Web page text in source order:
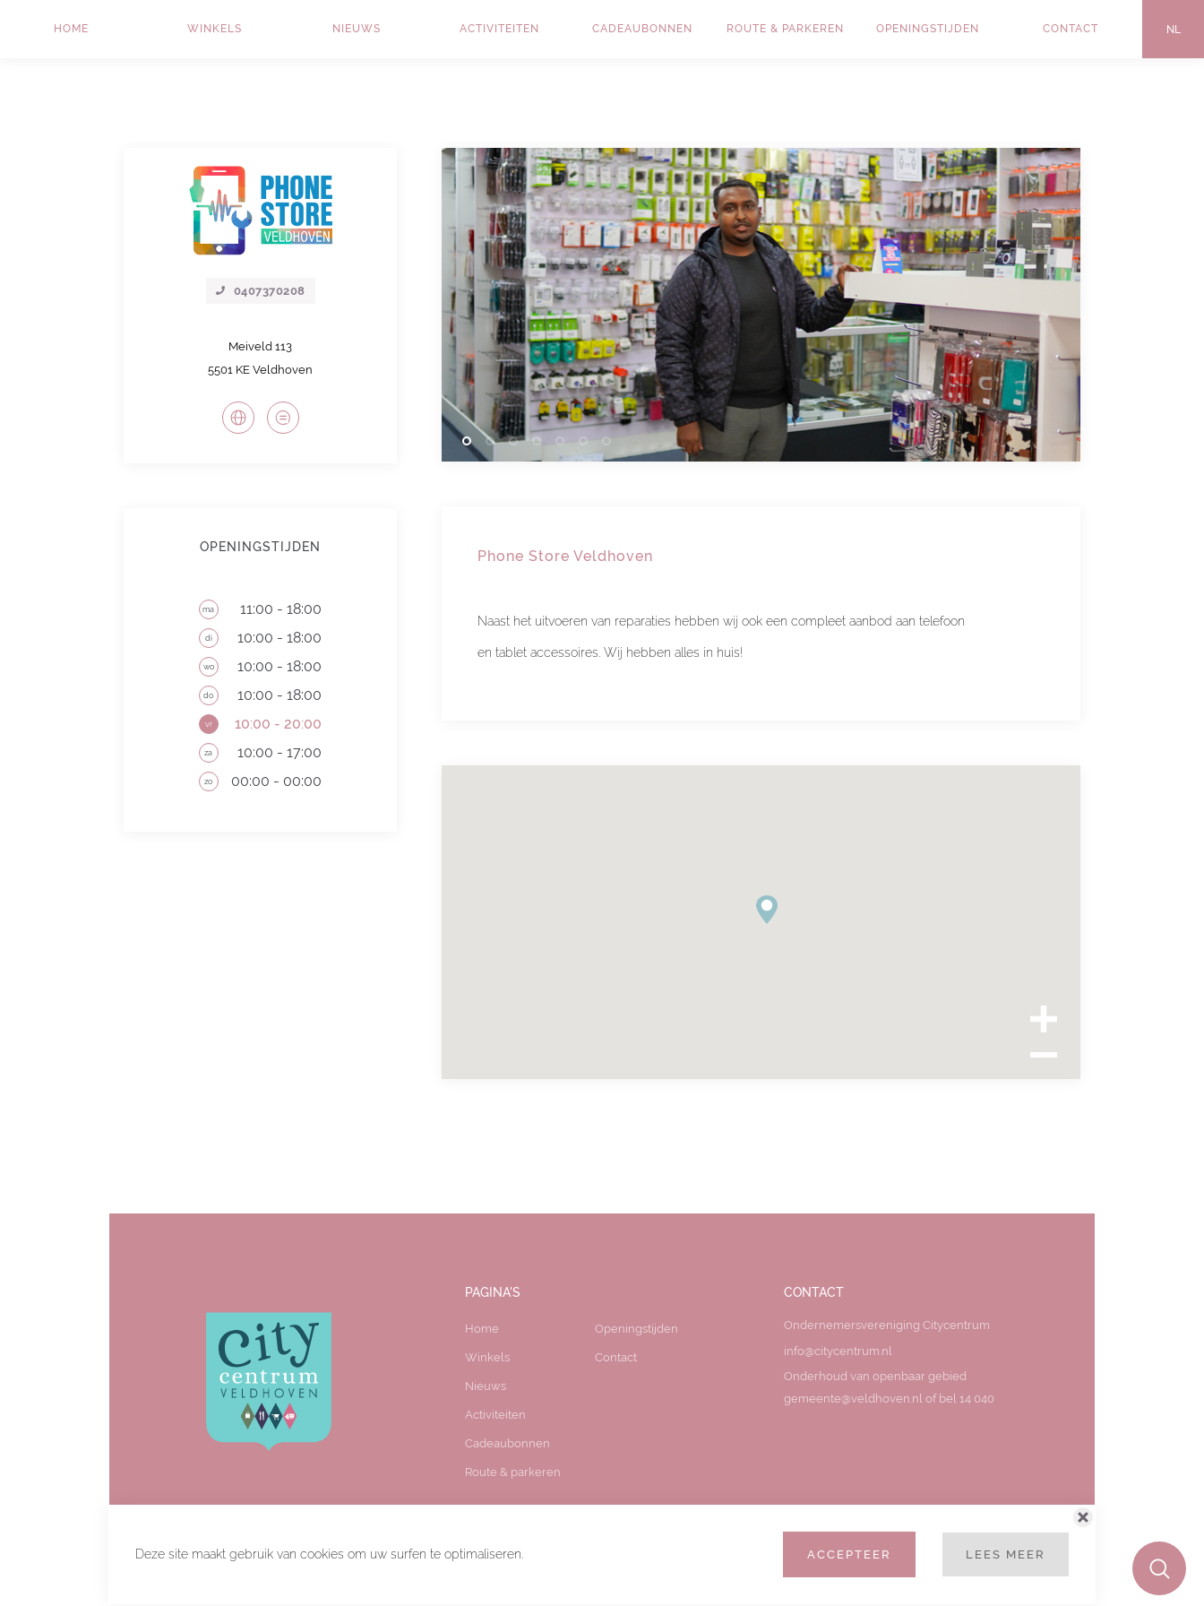
HOME WINKELS NIEUWS ACTIVITEITEN CADEAUBONNEN ROUTE & PARKEREN OPENINGSTIJDEN CONTACT NL
0407370208
Meiveld 113
5501 KE Veldhoven
OPENINGSTIJDEN
ma 11:00 - 18:00
di 10:00 - 18:00
wo 10:00 - 18:00
do 10:00 - 18:00
vr 10:00 - 20:00
za 10:00 - 17:00
zo 00:00 - 00:00
Phone Store Veldhoven
Naast het uitvoeren van reparaties hebben wij ook een compleet aanbod aan telefoon
en tablet accessoires. Wij hebben alles in huis!
PAGINA'S
Home
Winkels
Nieuws
Activiteiten
Cadeaubonnen
Route & parkeren
Openingstijden
Contact
CONTACT
Ondernemersvereniging Citycentrum
info@citycentrum.nl
Onderhoud van openbaar gebied
gemeente@veldhoven.nl of bel 14 040
Deze site maakt gebruik van cookies om uw surfen te optimaliseren. ACCEPTEER LEES MEER